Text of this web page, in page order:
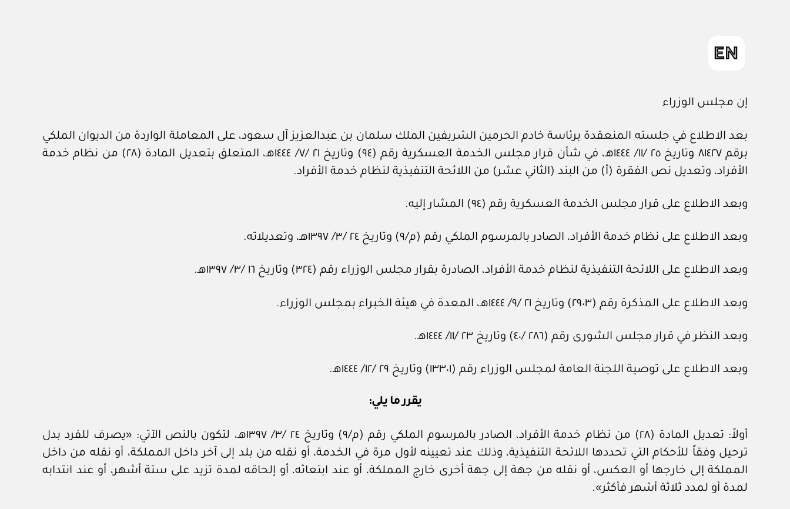
إن مجلس الوزراء
بعد الاطلاع في جلسته المنعقدة برئاسة خادم الحرمين الشريفين الملك سلمان بن عبدالعزيز آل سعود، على المعاملة الواردة من الديوان الملكي
برقم ٨١٤٢٧ وتاريخ ٢٥ /١١/ ١٤٤٤هـ، في شأن قرار مجلس الخدمة العسكرية رقم (٩٤) وتاريخ ٢١ /٧/ ١٤٤٤هـ، المتعلق بتعديل المادة (٢٨) من نظام خدمة
الأفراد، وتعديل نص الفقرة (أ) من البند (الثاني عشر) من اللائحة التنفيذية لنظام خدمة الأفراد.
وبعد الاطلاع على قرار مجلس الخدمة العسكرية رقم (٩٤) المشار إليه.
وبعد الاطلاع على نظام خدمة الأفراد، الصادر بالمرسوم الملكي رقم (م/٩) وتاريخ ٢٤ /٣/ ١٣٩٧هـ، وتعديلاته.
وبعد الاطلاع على اللائحة التنفيذية لنظام خدمة الأفراد، الصادرة بقرار مجلس الوزراء رقم (٣٢٤) وتاريخ ١٦ /٣/ ١٣٩٧هـ.
وبعد الاطلاع على المذكرة رقم (٢٩٠٣) وتاريخ ٢١ /٩/ ١٤٤٤هـ، المعدة في هيئة الخبراء بمجلس الوزراء.
وبعد النظر في قرار مجلس الشورى رقم (٢٨٦ /٤٠) وتاريخ ٢٣ /١١/ ١٤٤٤هـ.
وبعد الاطلاع على توصية اللجنة العامة لمجلس الوزراء رقم (١٣٣٠١) وتاريخ ٢٩ /١٢/ ١٤٤٤هـ.
يقرر ما يلي:
أولاً: تعديل المادة (٢٨) من نظام خدمة الأفراد، الصادر بالمرسوم الملكي رقم (م/٩) وتاريخ ٢٤ /٣/ ١٣٩٧هـ، لتكون بالنص الآتي: «يصرف للفرد بدل
ترحيل وفقاً للأحكام التي تحددها اللائحة التنفيذية، وذلك عند تعيينه لأول مرة في الخدمة، أو نقله من بلد إلى آخر داخل المملكة، أو نقله من داخل
المملكة إلى خارجها أو العكس، أو نقله من جهة إلى جهة أخرى خارج المملكة، أو عند ابتعاثه، أو إلحاقه لمدة تزيد على ستة أشهر، أو عند انتدابه
لمدة أو لمدد ثلاثة أشهر فأكثر».